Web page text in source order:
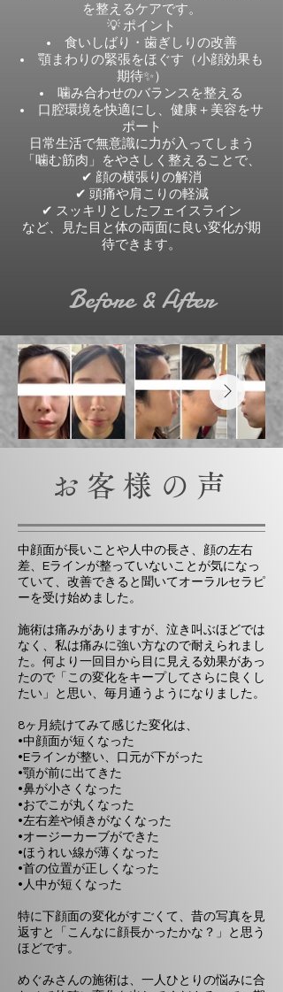
を整えるケアです。
💡 ポイント
食いしばり・歯ぎしりの改善
顎まわりの緊張をほぐす（小顔効果も
期待✨）
噛み合わせのバランスを整える
口腔環境を快適にし、健康＋美容をサ
ポート
日常生活で無意識に力が入ってしまう
「噛む筋肉」をやさしく整えることで、
✔ 顔の横張りの解消
✔ 頭痛や肩こりの軽減
✔ スッキリとしたフェイスライン
など、見た目と体の両面に良い変化が期
待できます。
Before & After
お客様の声
中顔面が長いことや人中の長さ、顔の左右
差、Eラインが整っていないことが気になっ
ていて、改善できると聞いてオーラルセラピ
ーを受け始めました。
施術は痛みがありますが、泣き叫ぶほどでは
なく、私は痛みに強い方なので耐えられまし
た。何より一回目から目に見える効果があっ
たので「この変化をキープしてさらに良くし
たい」と思い、毎月通うようになりました。
8ヶ月続けてみて感じた変化は、
•中顔面が短くなった
•Eラインが整い、口元が下がった
•顎が前に出てきた
•鼻が小さくなった
•おでこが丸くなった
•左右差や傾きがなくなった
•オージーカーブができた
•ほうれい線が薄くなった
•首の位置が正しくなった
•人中が短くなった
特に下顔面の変化がすごくて、昔の写真を見
返すと「こんなに顔長かったかな？」と思う
ほどです。
めぐみさんの施術は、一人ひとりの悩みに合